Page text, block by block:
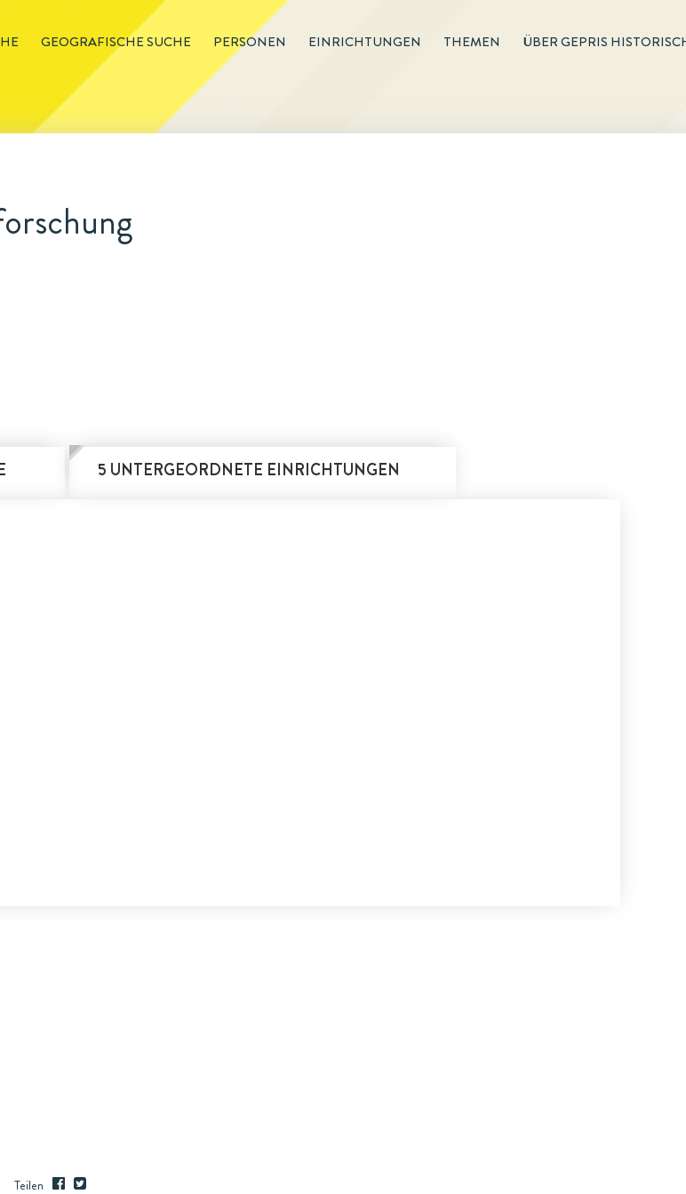
GEOGRAFISCHE SUCHE PERSONEN EINRICHTUNGEN THEMEN ÜBER GEPRIS
5 UNTERGEORDNETE EINRICHTUNGEN
Teilen